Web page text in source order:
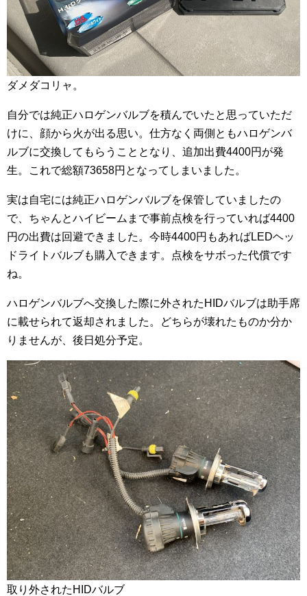
ダメダコリャ。
自分では純正ハロゲンバルブを積んでいたと思っていただ
けに、顔から火が出る思い。仕方なく両側ともハロゲンバ
ルブに交換してもらうこととなり、追加出費4400円が発
生。これで総額73658円となってしまいました。
実は自宅には純正ハロゲンバルブを保管していましたの
で、ちゃんとハイビームまで事前点検を行っていれば4400
円の出費は回避できました。今時4400円もあればLEDヘッ
ドライトバルブも購入できます。点検をサボった代償です
ね。
ハロゲンバルブへ交換した際に外されたHIDバルブは助手席
に載せられて返却されました。どちらが壊れたものか分か
りませんが、後日処分予定。
取り外されたHIDバルブ